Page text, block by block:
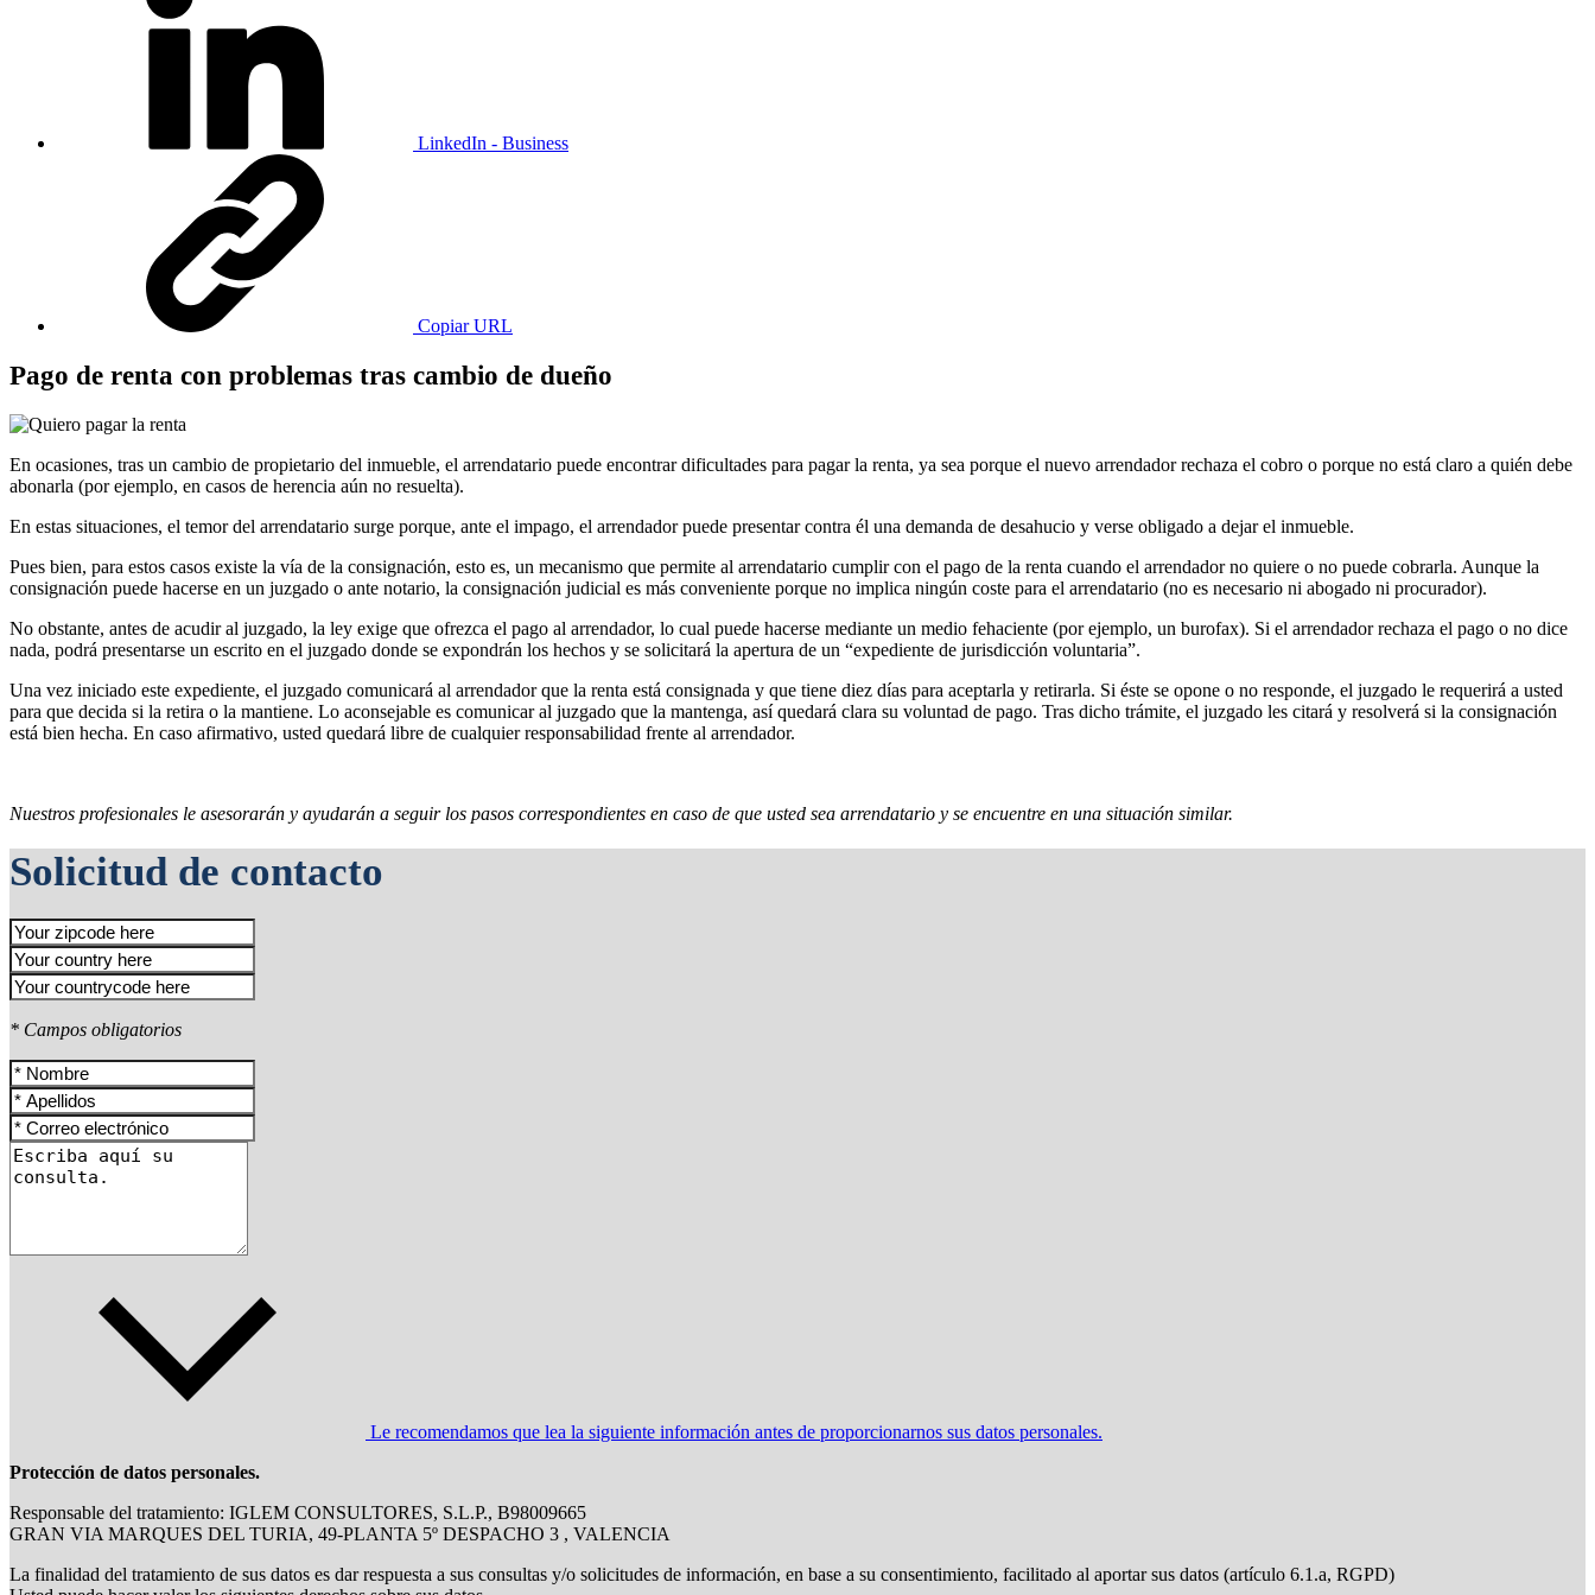
LinkedIn - Business
Copiar URL
Pago de renta con problemas tras cambio de dueño
En ocasiones, tras un cambio de propietario del inmueble, el arrendatario puede encontrar dificultades para pagar la renta, ya sea porque el nuevo arrendador rechaza el cobro o porque no está claro a quién debe
abonarla (por ejemplo, en casos de herencia aún no resuelta).
En estas situaciones, el temor del arrendatario surge porque, ante el impago, el arrendador puede presentar contra él una demanda de desahucio y verse obligado a dejar el inmueble.
Pues bien, para estos casos existe la vía de la consignación, esto es, un mecanismo que permite al arrendatario cumplir con el pago de la renta cuando el arrendador no quiere o no puede cobrarla. Aunque la
consignación puede hacerse en un juzgado o ante notario, la consignación judicial es más conveniente porque no implica ningún coste para el arrendatario (no es necesario ni abogado ni procurador).
No obstante, antes de acudir al juzgado, la ley exige que ofrezca el pago al arrendador, lo cual puede hacerse mediante un medio fehaciente (por ejemplo, un burofax). Si el arrendador rechaza el pago o no dice
nada, podrá presentarse un escrito en el juzgado donde se expondrán los hechos y se solicitará la apertura de un “expediente de jurisdicción voluntaria”.
Una vez iniciado este expediente, el juzgado comunicará al arrendador que la renta está consignada y que tiene diez días para aceptarla y retirarla. Si éste se opone o no responde, el juzgado le requerirá a usted
para que decida si la retira o la mantiene. Lo aconsejable es comunicar al juzgado que la mantenga, así quedará clara su voluntad de pago. Tras dicho trámite, el juzgado les citará y resolverá si la consignación
está bien hecha. En caso afirmativo, usted quedará libre de cualquier responsabilidad frente al arrendador.
Nuestros profesionales le asesorarán y ayudarán a seguir los pasos correspondientes en caso de que usted sea arrendatario y se encuentre en una situación similar.
Solicitud de contacto
* Campos obligatorios
Le recomendamos que lea la siguiente información antes de proporcionarnos sus datos personales.
Protección de datos personales.
Responsable del tratamiento: IGLEM CONSULTORES, S.L.P., B98009665
GRAN VIA MARQUES DEL TURIA, 49-PLANTA 5º DESPACHO 3 , VALENCIA
La finalidad del tratamiento de sus datos es dar respuesta a sus consultas y/o solicitudes de información, en base a su consentimiento, facilitado al aportar sus datos (artículo 6.1.a, RGPD)